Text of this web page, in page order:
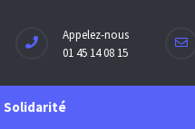
Appelez-nous
01 45 14 08 15
Solidarité